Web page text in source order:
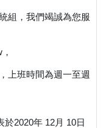
組，我們竭誠為您服
上班時間為週一至週
於2020年 12月 10日